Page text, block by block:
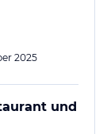
2025
und